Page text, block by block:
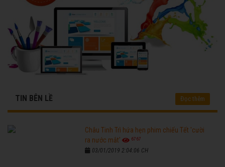
TIN BÊN LỀ Đọc thêm
Châu Tinh Trì hứa hẹn phim chiếu Tết 'cười
ra nước mắt'
6767
03/01/2019 2:04:06 CH